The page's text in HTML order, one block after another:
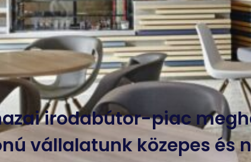
irodabútor-piac
vállalatunk közepes és